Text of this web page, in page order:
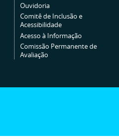
Ouvidoria
Comitê de Inclusão e
Acessibilidade
Acesso à Informação
Comissão Permanente de
Avaliação